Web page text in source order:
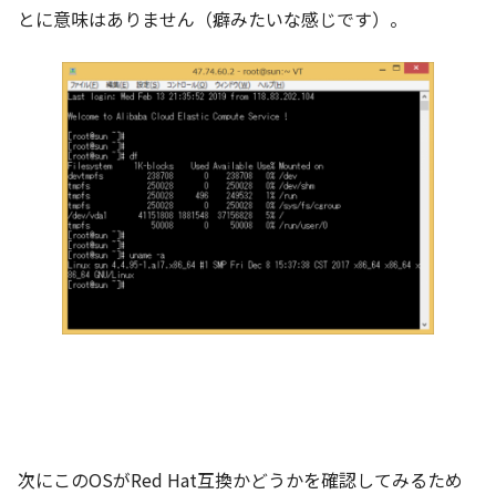
とに意味はありません（癖みたいな感じです）。
次にこのOSがRed Hat互換かどうかを確認してみるため